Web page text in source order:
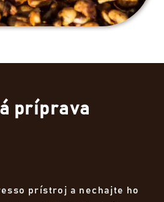
príprava
prístroj a nechajte ho